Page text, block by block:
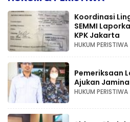
Koordinasi
SEMMI
KPK Jakarta
HUKUM PERISTIWA
Pemeriksaan
Ajukan
HUKUM PERISTIWA